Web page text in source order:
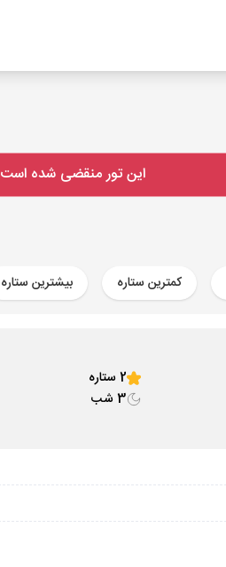
این تور منقضی شده است
کمترین ستاره بیشترین ستاره
2 ستاره
3 شب